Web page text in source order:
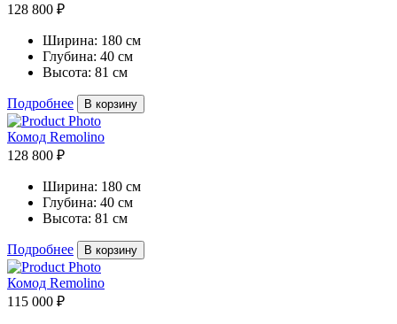
128 800 ₽
Ширина: 180 см
Глубина: 40 см
Высота: 81 см
Подробнее В корзину
Комод Remolino
128 800 ₽
Ширина: 180 см
Глубина: 40 см
Высота: 81 см
Подробнее В корзину
Комод Remolino
115 000 ₽